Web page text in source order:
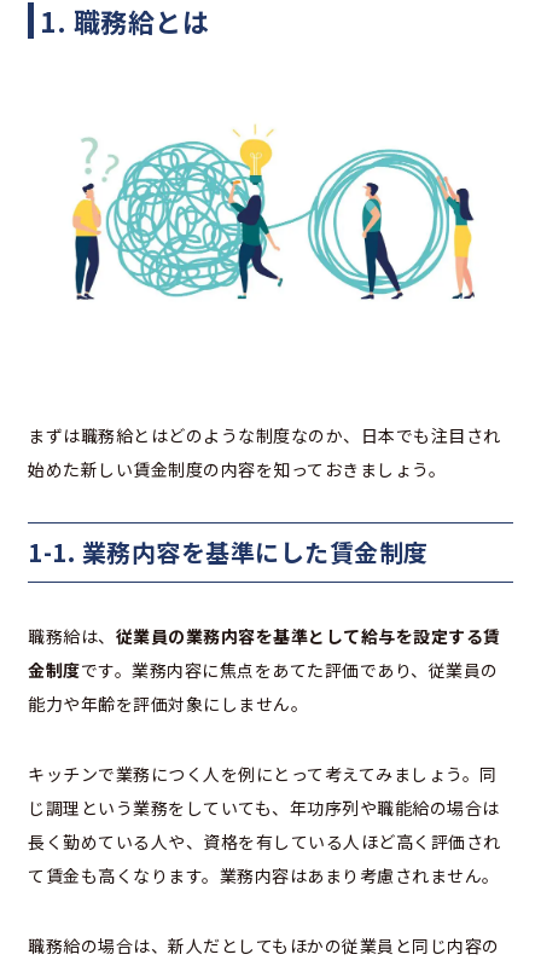
1. 職務給とは
まずは職務給とはどのような制度なのか、日本でも注目され
始めた新しい賃金制度の内容を知っておきましょう。
1-1. 業務内容を基準にした賃金制度
職務給は、 従業員の業務内容を基準として給与を設定する賃
金制度です。業務内容に焦点をあてた評価であり、従業員の
能力や年齢を評価対象にしません。
キッチンで業務につく人を例にとって考えてみましょう。同
じ調理という業務をしていても、年功序列や職能給の場合は
長く勤めている人や、資格を有している人ほど高く評価され
て賃金も高くなります。業務内容はあまり考慮されません。
職務給の場合は、新人だとしてもほかの従業員と同じ内容の